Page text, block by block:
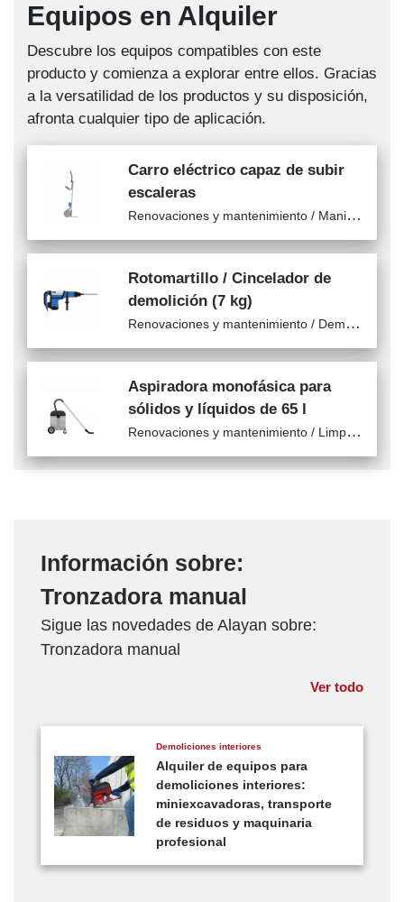
Equipos en Alquiler
Descubre los equipos compatibles con este
producto y comienza a explorar entre ellos. Gracias
a la versatilidad de los productos y su disposición,
afronta cualquier tipo de aplicación.
Carro eléctrico capaz de subir
escaleras
R
enovaciones y mantenimiento / Manipulación de materiales
Rotomartillo / Cincelador de
demolición (7 kg)
R
enovaciones y mantenimiento / Demolición
Aspiradora monofásica para
sólidos y líquidos de 65 l
R
enovaciones y mantenimiento / Limpieza
Información sobre:
Tronzadora manual
Ver todo
Sigue las novedades de Alayan sobre:
Tronzadora manual
Demoliciones interiores
Alquiler de equipos para
demoliciones interiores:
miniexcavadoras, transporte
de residuos y maquinaria
profesional